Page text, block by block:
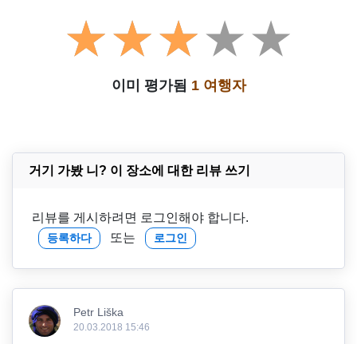
이미 평가됨 1 여행자
거기 가봤 니? 이 장소에 대한 리뷰 쓰기
리뷰를 게시하려면 로그인해야 합니다.
등록하다 또는 로그인
Petr Liška
20.03.2018 15:46